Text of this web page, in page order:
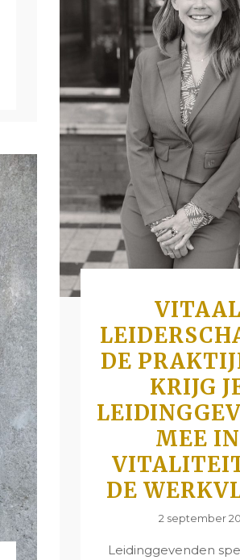
VITAAL
DE
KRIJG
MEE IN
DE
2 september
Leidinggevenden